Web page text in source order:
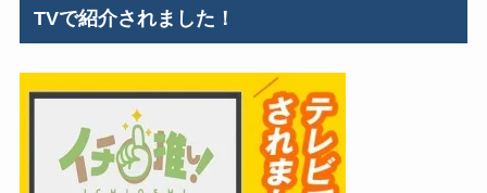
TVで紹介されました！